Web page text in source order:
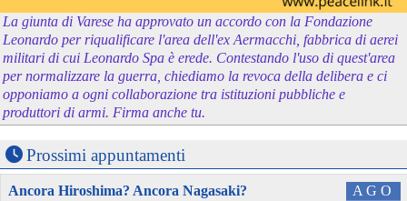
La giunta di Varese ha approvato un accordo con la Fondazione
Leonardo per riqualificare l'area dell'ex Aermacchi, fabbrica di aerei
militari di cui Leonardo Spa è erede. Contestando l'uso di quest'area
per normalizzare la guerra, chiediamo la revoca della delibera e ci
opponiamo a ogni collaborazione tra istituzioni pubbliche e
produttori di armi. Firma anche tu.
Prossimi appuntamenti
AGO
Ancora Hiroshima? Ancora Nagasaki?